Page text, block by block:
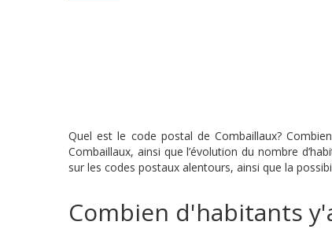
Quel est le code postal de Combaillaux?
Combaillaux, ainsi que l’évolution du nombre
sur les codes postaux alentours, ainsi que la
Combien d'habitants